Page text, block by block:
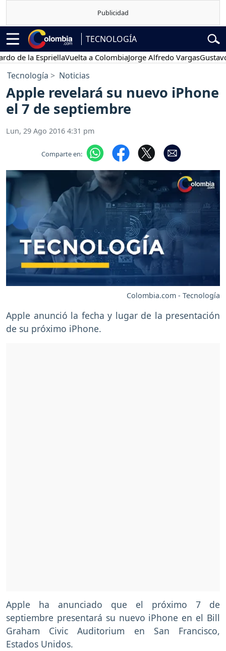
TECNOLOGÍA
la EspriellaVuelta a ColombiaJorge Alfredo VargasGustavo
Tecnología Noticias
Apple revelará su nuevo iPhone
el 7 de septiembre
Lun, 29 Ago 2016 4:31 pm
Comparte en:
Colombia.com - Tecnología
Apple anunció la fecha y lugar de la presentación
de su próximo iPhone.
Apple ha anunciado que el próximo 7 de
septiembre presentará su nuevo iPhone en el Bill
Graham Civic Auditorium en San Francisco,
Estados Unidos.